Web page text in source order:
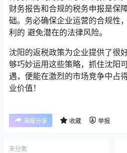
财务报告和合规的税务申报是保
础。务必确保企业运营的合规性
利的 避免潜在的法律风险。
沈阳的返税政策为企业提供了很
够巧妙运用这些策略，抓住沈阳
遇，便能在激烈的市场竞争中占
业价值！
海报分享 收藏 举报
未分类